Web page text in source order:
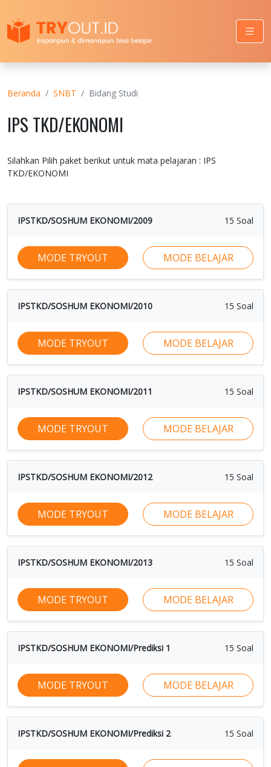
Beranda SNBT Bidang Studi
IPS TKD/EKONOMI
Silahkan Pilih paket berikut untuk mata pelajaran : IPS
TKD/EKONOMI
IPSTKD/SOSHUM EKONOMI/2009 15 Soal
MODE TRYOUT MODE BELAJAR
IPSTKD/SOSHUM EKONOMI/2010 15 Soal
MODE TRYOUT MODE BELAJAR
IPSTKD/SOSHUM EKONOMI/2011 15 Soal
MODE TRYOUT MODE BELAJAR
IPSTKD/SOSHUM EKONOMI/2012 15 Soal
MODE TRYOUT MODE BELAJAR
IPSTKD/SOSHUM EKONOMI/2013 15 Soal
MODE TRYOUT MODE BELAJAR
IPSTKD/SOSHUM EKONOMI/Prediksi 1 15 Soal
MODE TRYOUT MODE BELAJAR
IPSTKD/SOSHUM EKONOMI/Prediksi 2 15 Soal